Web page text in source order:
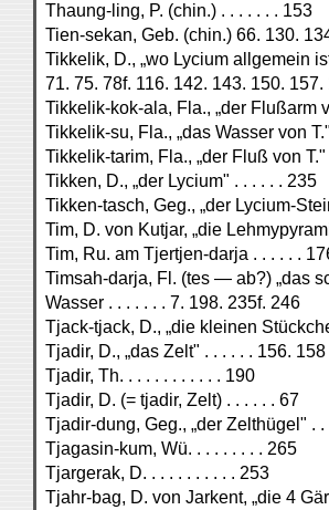
Thaung-ling, P. (chin.) . . . . . . . 153
Tien-sekan, Geb. (chin.) 66. 130.
Tikkelik, D., „wo Lycium allgemein
71. 75. 78f. 116. 142. 143. 150. 157.
Tikkelik-kok-ala, Fla., „der Flußarm
Tikkelik-su, Fla., „das Wasser von
Tikkelik-tarim, Fla., „der Fluß von T."
Tikken, D., „der Lycium" . . . . . . 235
Tikken-tasch, Geg., „der Lycium-
Tim, D. von Kutjar, „die
Tim, Ru. am Tjertjen-darja . . . . . .
Timsah-darja, Fl. (tes — ab?) „das
Wasser . . . . . . . 7. 198. 235f. 246
Tjack-tjack, D., „die kleinen
Tjadir, D., „das Zelt" . . . . . . 156. 158
Tjadir, Th. . . . . . . . . . . . 190
Tjadir, D. (= tjadir, Zelt) . . . . . . 67
Tjadir-dung, Geg., „der Zelthügel" . .
Tjagasin-kum, Wü. . . . . . . . . 265
Tjargerak, D. . . . . . . . . . . 253
Tjahr-bag, D. von Jarkent, „die 4